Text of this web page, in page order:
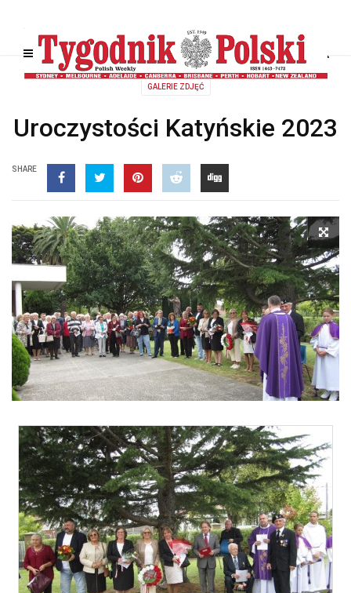
GALERIE ZDJĘĆ
Uroczystości Katyńskie 2023
SHARE